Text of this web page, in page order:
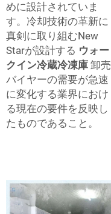
めに設計されていま
す。冷却技術の革新に
真剣に取り組むNew
Starが設計する ウォー
クイン冷蔵冷凍庫 卸売
バイヤーの需要が急速
に変化する業界におけ
る現在の要件を反映し
たものであること。